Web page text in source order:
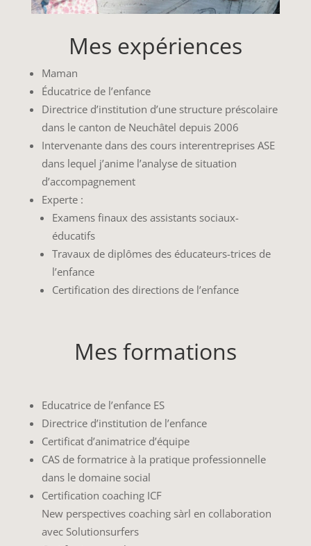
Mes expériences
Maman
Éducatrice de l’enfance
Directrice d’institution d’une structure préscolaire
dans le canton de Neuchâtel depuis 2006
Intervenante dans des cours interentreprises ASE
dans lequel j’anime l’analyse de situation
d’accompagnement
Experte :
Examens finaux des assistants sociaux-
éducatifs
Travaux de diplômes des éducateurs-trices de
l’enfance
Certification des directions de l’enfance
Mes formations
Educatrice de l’enfance ES
Directrice d’institution de l’enfance
Certificat d’animatrice d’équipe
CAS de formatrice à la pratique professionnelle
dans le domaine social
Certification coaching ICF
New perspectives coaching sàrl en collaboration
avec Solutionsurfers